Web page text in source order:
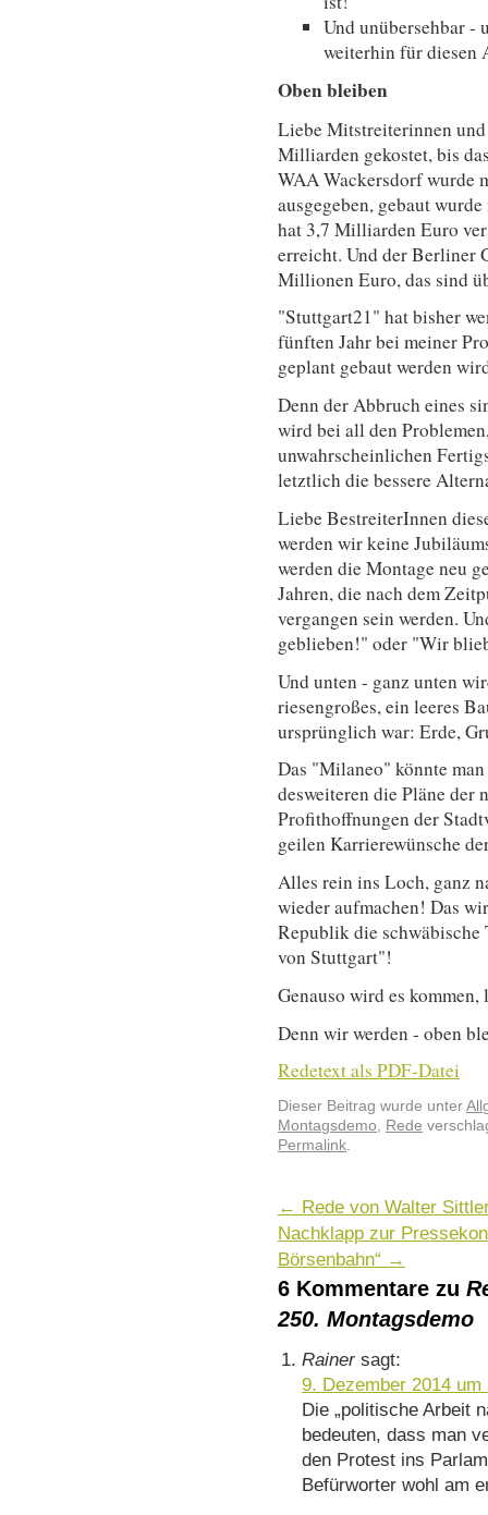
Und unübersehbar -
weiterhin für diesen
Oben bleiben
Liebe Mitstreiterinnen
Milliarden gekostet, bis
WAA Wackersdorf wurde
ausgegeben, gebaut
hat 3,7 Milliarden Euro
erreicht. Und der Berliner
Millionen Euro, das sind
"Stuttgart21" hat bisher
fünften Jahr bei meiner
geplant gebaut werden
Denn der Abbruch eines
wird bei all den
unwahrscheinlichen
letztlich die bessere
Liebe BestreiterInnen
werden wir keine
werden die Montage neu
Jahren, die nach dem
vergangen sein werden.
geblieben!" oder "Wir
Und unten - ganz unten
riesengroßes, ein leeres
ursprünglich war: Erde,
Das "Milaneo" könnte
desweiteren die Pläne der
Profithoffnungen der
geilen Karrierewünsche
Alles rein ins Loch, ganz
wieder aufmachen! Das
Republik die
von Stuttgart"!
Genauso wird es
Denn wir werden - oben
Redetext als PDF-Datei
Dieser Beitrag wurde unter
Montagsdemo, Rede
Permalink.
← Rede von Walter
Nachklapp zur
Börsenbahn“ →
6 Kommentare zu
250. Montagsdemo
Rainer sagt:
9. Dezember 2014 um
Die „politische Arbeit
bedeuten, dass man
den Protest ins
Befürworter wohl am